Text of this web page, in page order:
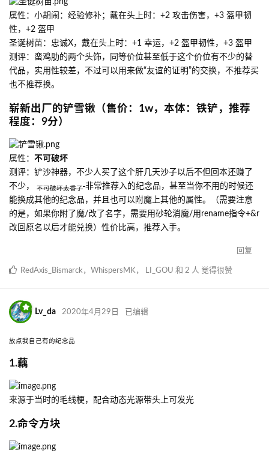
属性：小胡闹：经验修补；戴在头上时：+2 攻击伤害，+3 盔甲韧
性，+2 盔甲
圣诞树苗：忠诚X，戴在头上时：+1 幸运，+2 盔甲韧性，+3 盔甲
测评：蛮鸡肋的两个头饰，同等价位甚至低于这个价位有不少的替
代品，实用性较差，不过可以用来做“友谊的证明”的交换，不推荐买
也不推荐换。
崭新出厂的铲雪锹（售价：1w，本体：铁铲，推荐
程度：9分）
属性： 不可破坏
测评：铲沙神器，不少人买了这个肝几天沙子以后不但回本还赚了
不少，
不可破坏太香了 非常推荐入的纪念品，甚至当你不用的时候还
能换成其他的纪念品，并且也可以附魔上其他的属性。（需要注意
的是，如果你附了魔/改了名字，需要用砂轮消魔/用rename指令+&r
改回原名以后才能兑换）性价比高，推荐入手。
回复
RedAxis_Bismarck ， WhispersMK， LI_GOU 和 2 人 觉得很赞
Lv_da 2020年4月29日 已编辑
放点我自己有的纪念品
1.藕
来源于当时的毛线梗，配合动态光源带头上可发光
2.命令方块